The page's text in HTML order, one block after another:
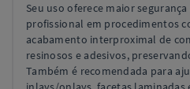
Seu uso oferece maior
profissional em procedimentos
acabamento interproximal de
resinosos e adesivos,
Também é recomendada para